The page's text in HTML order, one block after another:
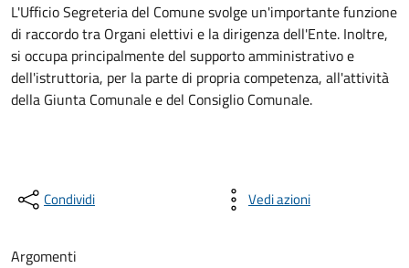
L'Ufficio Segreteria del Comune svolge un'importante funzione
di raccordo tra Organi elettivi e la dirigenza dell'Ente. Inoltre,
si occupa principalmente del supporto amministrativo e
dell'istruttoria, per la parte di propria competenza, all'attività
della Giunta Comunale e del Consiglio Comunale.
Condividi Vedi azioni
Argomenti